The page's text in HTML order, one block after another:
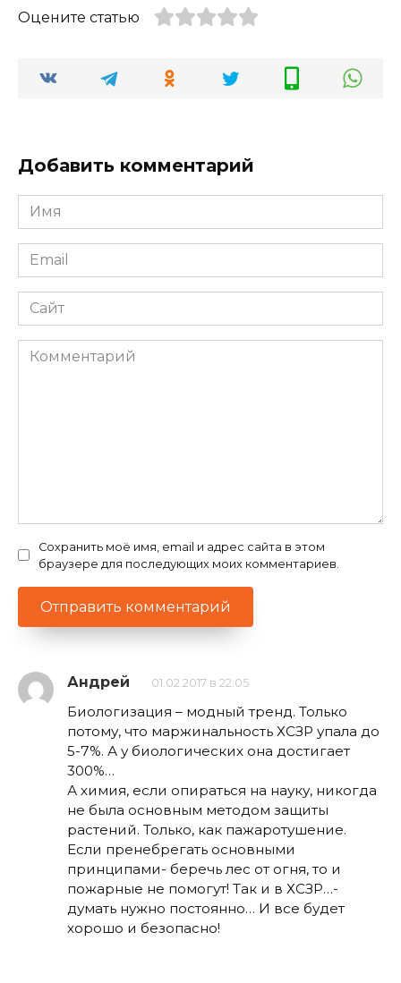
Оцените статью
Добавить комментарий
Имя
*
Email
*
Сайт
Комментарий
Сохранить моё имя, email и адрес сайта в этом
браузере для последующих моих комментариев.
Андрей 01.02.2017 в 22:05
Биологизация – модный тренд. Только
потому, что маржинальность ХСЗР упала до
5-7%. А у биологических она достигает
300%…
А химия, если опираться на науку, никогда
не была основным методом защиты
растений. Только, как пажаротушение.
Если пренебрегать основными
принципами- беречь лес от огня, то и
пожарные не помогут! Так и в ХСЗР…-
думать нужно постоянно… И все будет
хорошо и безопасно!